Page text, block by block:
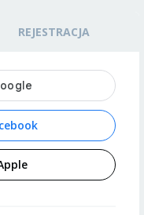
REJESTRACJA